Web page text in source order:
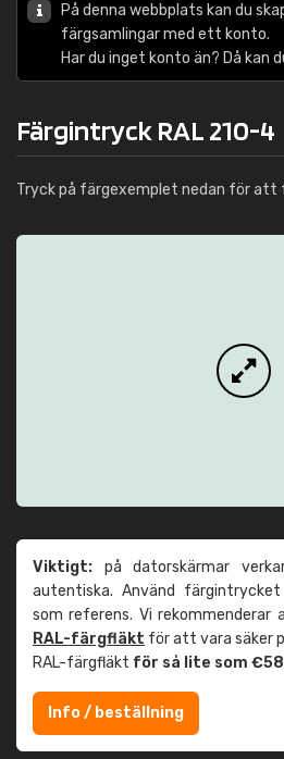
På denna webbplats kan du
färgsamlingar med ett konto.
Har du inget konto än? Då kan
Färgintryck RAL 210-4
Tryck på färgexemplet nedan för att
Viktigt: på datorskärmar
autentiska. Använd
som referens. Vi rekommenderar
RAL-färgfläkt för att vara säker
RAL-färgfläkt för så lite som
Info / beställning